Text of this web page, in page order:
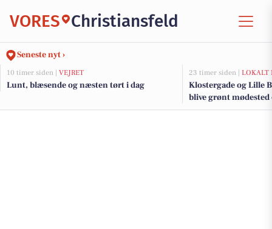
VORES Christiansfeld
Seneste nyt ›
10 timer siden | VEJRET
Lunt, blæsende og næsten tørt i dag
23 timer siden | LOKALT
Klostergade og Lille
blive grønt
renovering og